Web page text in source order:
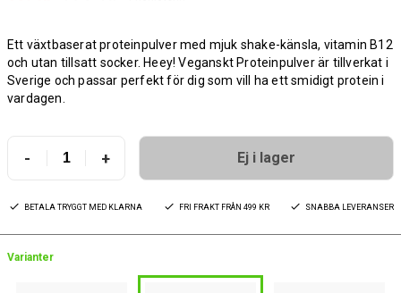
Ett växtbaserat proteinpulver med mjuk shake-känsla, vitamin B12
och utan tillsatt socker. Heey! Veganskt Proteinpulver är tillverkat i
Sverige och passar perfekt för dig som vill ha ett smidigt protein i
vardagen.
- + Ej i lager
BETALA TRYGGT MED KLARNA FRI FRAKT FRÅN 499 KR SNABBA LEVERANSER
Varianter